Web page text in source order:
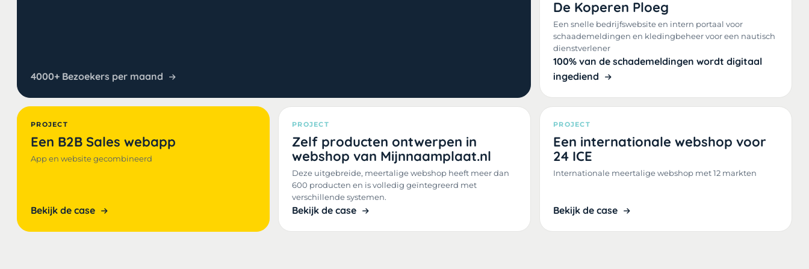
4000+ Bezoekers per maand
De Koperen Ploeg
Een snelle bedrijfswebsite en intern portaal voor
schaademeldingen en kledingbeheer voor een nautisch
dienstverlener
100% van de schademeldingen wordt digitaal
ingediend
PROJECT
Een B2B Sales webapp
App en website gecombineerd
Bekijk de case
PROJECT
Zelf producten ontwerpen in
webshop van Mijnnaamplaat.nl
Deze uitgebreide, meertalige webshop heeft meer dan
600 producten en is volledig geïntegreerd met
verschillende systemen.
Bekijk de case
PROJECT
Een internationale webshop voor
24 ICE
Internationale meertalige webshop met 12 markten
Bekijk de case